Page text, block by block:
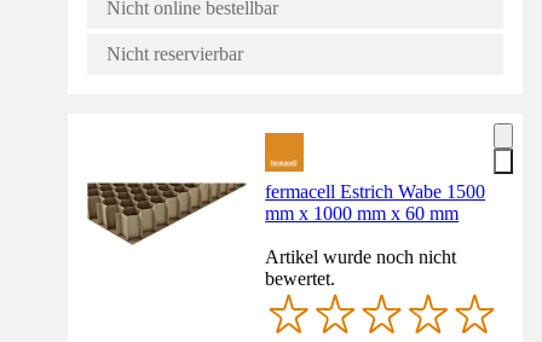
Nicht online bestellbar
Nicht reservierbar
fermacell Estrich Wabe 1500
mm x 1000 mm x 60 mm
Artikel wurde noch nicht
bewertet.